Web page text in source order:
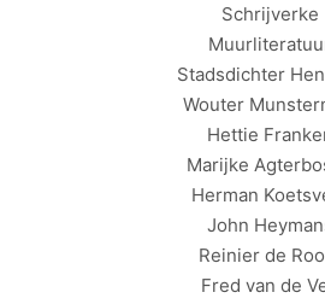
Schrijverke
Stadsdichter
Wouter
Hettie
Marijke
Herman
John
Reinier de
Fred van de